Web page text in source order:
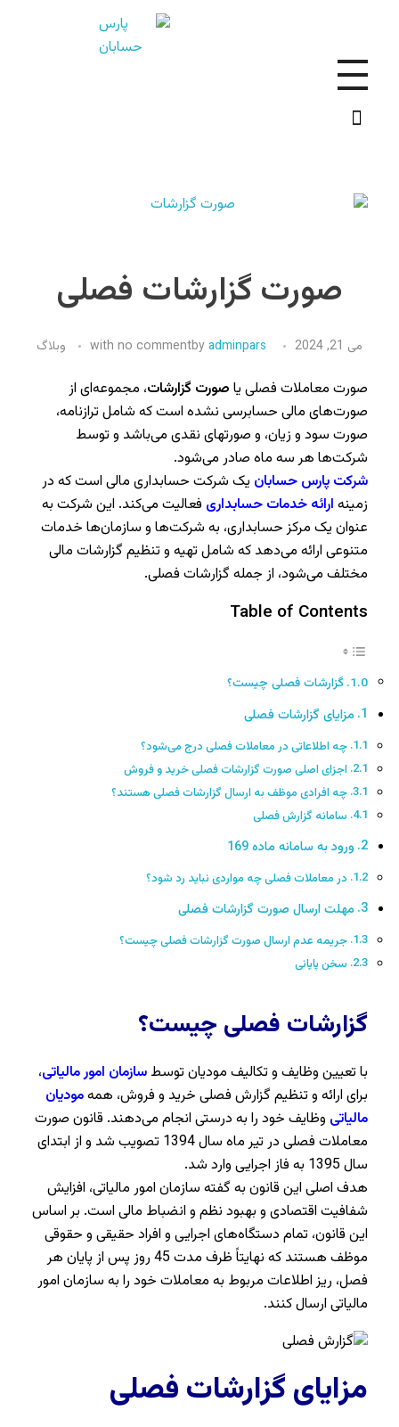
صورت گزارشات فصلی
می 21, 2024 byadminpars
with no comment وبلاگ
صورت معاملات فصلی یا صورت گزارشات، مجموعه‌ای از
صورت‌های مالی حسابرسی نشده است که شامل ترازنامه،
صورت سود و زیان، و صورتهای نقدی می‌باشد و توسط
شرکت‌ها هر سه ماه صادر می‌شود.
شرکت پارس حسابان یک شرکت حسابداری مالی است که در
زمینه ارائه خدمات حسابداری فعالیت می‌کند. این شرکت به
عنوان یک مرکز حسابداری، به شرکت‌ها و سازمان‌ها خدمات
متنوعی ارائه می‌دهد که شامل تهیه و تنظیم گزارشات مالی
مختلف می‌شود، از جمله گزارشات فصلی.
Table of Contents
گزارشات فصلی چیست؟
مزایای گزارشات فصلی
چه اطلاعاتی در معاملات فصلی درج می‌شود؟
اجزای اصلی صورت گزارشات فصلی خرید و فروش
چه افرادی موظف به ارسال گزارشات فصلی هستند؟
سامانه گزارش فصلی
ورود به سامانه ماده 169
در معاملات فصلی چه مواردی نباید رد شود؟
مهلت ارسال صورت گزارشات فصلی
جریمه عدم ارسال صورت گزارشات فصلی چیست؟
سخن پایانی
گزارشات فصلی چیست؟
با تعیین وظایف و تکالیف مودیان توسط سازمان امور مالیاتی،
برای ارائه و تنظیم گزارش فصلی خرید و فروش، همهمودیان
مالیاتی وظایف خود را به درستی انجام می‌دهند. قانون صورت
معاملات فصلی در تیر ماه سال 1394 تصویب شد و از ابتدای
سال 1395 به فاز اجرایی وارد شد.
هدف اصلی این قانون به گفته سازمان امور مالیاتی، افزایش
شفافیت اقتصادی و بهبود نظم و انضباط مالی است. بر اساس
این قانون، تمام دستگاه‌های اجرایی و افراد حقیقی و حقوقی
موظف هستند که نهایتاً ظرف مدت 45 روز پس از پایان هر
فصل، ریز اطلاعات مربوط به معاملات خود را به سازمان امور
مالیاتی ارسال کنند.
مزایای گزارشات فصلی